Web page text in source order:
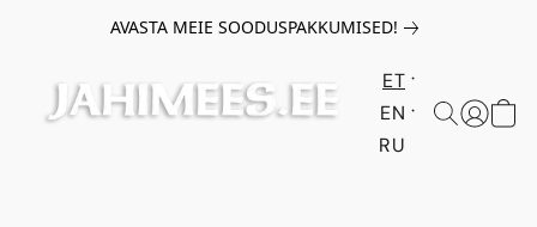
AVASTA MEIE SOODUSPAKKUMISED!
ET
EN
RU